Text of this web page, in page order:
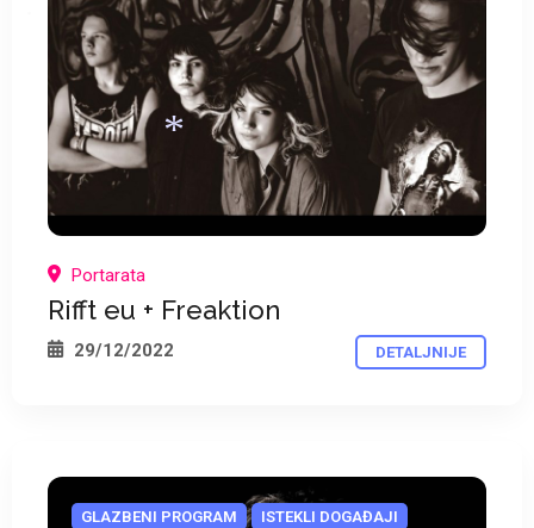
Portarata
Rifft eu + Freaktion
29/12/2022 DETALJNIJE
GLAZBENI PROGRAM ISTEKLI DOGAĐAJI
*